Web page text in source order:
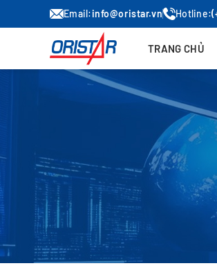
Email:info@oristar.vn Hotline:
TRANG CHỦ